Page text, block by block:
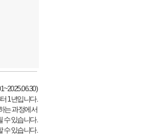
1년입니다.
는 과정에서
수 있습니다.
수 있습니다.